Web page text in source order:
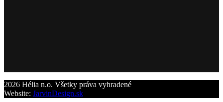
2026 Hélia n.o. Všetky práva vyhradené
Website: JarvinDesign.sk